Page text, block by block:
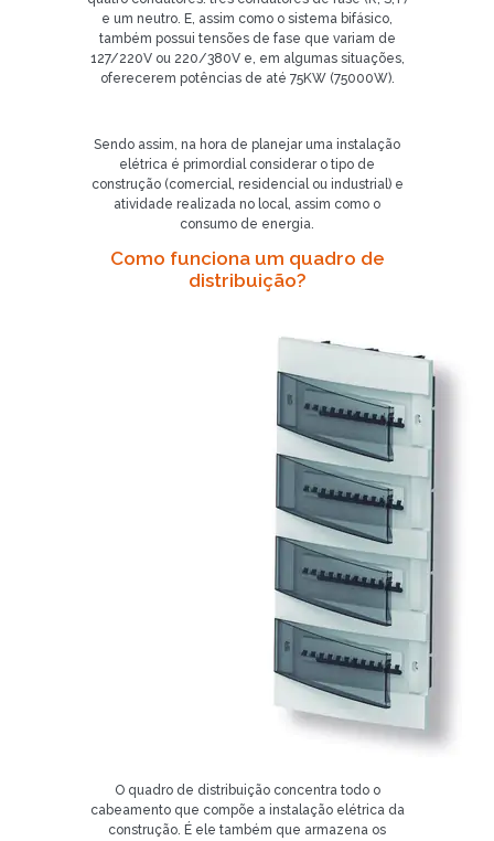
e um neutro. E, assim como o sistema bifásico,
também possui tensões de fase que variam de
127/220V ou 220/380V e, em algumas situações,
oferecerem potências de até 75KW (75000W).
Sendo assim, na hora de planejar uma instalação
elétrica é primordial considerar o tipo de
construção (comercial, residencial ou industrial) e
atividade realizada no local, assim como o
consumo de energia.
Como funciona um quadro de
distribuição?
O quadro de distribuição concentra todo o
cabeamento que compõe a instalação elétrica da
construção. É ele também que armazena os